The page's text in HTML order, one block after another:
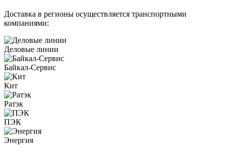
Доставка в регионы осуществляется транспортными
компаниями:
Деловые линии
Байкал-Сервис
Кит
Ратэк
ПЭК
Энергия